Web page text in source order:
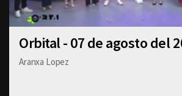
Orbital - 07 de agosto del
Aranxa Lopez